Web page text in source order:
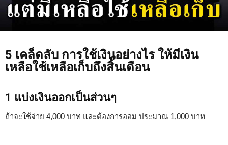
5 เคล็ดลับ การใช้เงินอย่างไร ให้มีเงิน
เหลือใช้เหลือเก็บถึงสิ้นเดือน
1 แบ่งเงินออกเป็นส่วนๆ
ถ้าจะใช้จ่าย 4,000 บาท และต้องการออม ประมาณ 1,000 บาท